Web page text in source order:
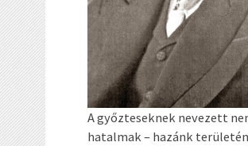
A győzteseknek nevezett
hatalmak – hazánk